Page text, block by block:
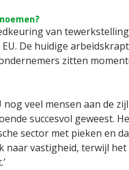
van
De huidige
zitten
nog veel mensen aan de
succesvol geweest.
sector met pieken en
naar vastigheid, terwijl